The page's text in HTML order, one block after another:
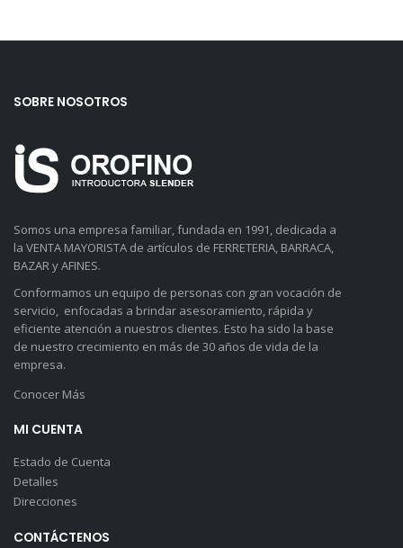
SOBRE NOSOTROS
Somos una empresa familiar, fundada en 1991, dedicada a
la VENTA MAYORISTA de artículos de FERRETERIA, BARRACA,
BAZAR y AFINES.
Conformamos un equipo de personas con gran vocación de
servicio, enfocadas a brindar asesoramiento, rápida y
eficiente atención a nuestros clientes. Esto ha sido la base
de nuestro crecimiento en más de 30 años de vida de la
empresa.
Conocer Más
MI CUENTA
Estado de Cuenta
Detalles
Direcciones
CONTÁCTENOS